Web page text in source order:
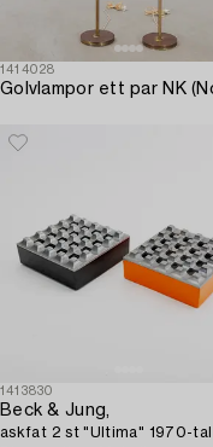
1414028
1413830
Beck & Jung,
askfat 2 st "Ultima" 1970-tal